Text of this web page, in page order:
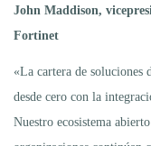
John Maddison,
Fortinet
«La cartera de soluciones
desde cero con la
Nuestro ecosistema